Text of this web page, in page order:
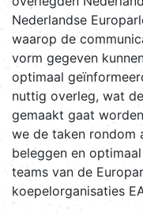
Nederlandse
waarop de
vorm gegeven
optimaal
nuttig overleg, wat
gemaakt gaat
we de taken rondom
beleggen en
teams van de
koepelorganisaties